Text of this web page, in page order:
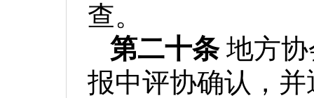
查。
第二十条 地方
报中评协确认，